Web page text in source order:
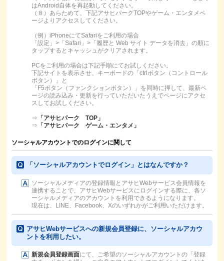
はAndroid自体を再起動してください。
（８）あらためて、下記アサヒパークTOPやゲーム・エンタメペ
ージよりアクセスしてください。
（例）iPhoneにてSafariをご利用の場合
「設定」>「Safari」>「履歴と Web サイト データを消去」の順に
タップするとキャッシュがクリアされます。
PCをご利用の場合は下記手順にてお試しください。
下記サイトを表示させ、キーボードの「ctrlボタン（コントロール
ボタン）」と
「F5ボタン（ファンクションボタン）」を同時に押して、最新ペ
ージの読み込み・更新を行っていただいたうえでページにアクセ
スしてお試しください。
⇒ 「アサヒパーク TOP」
⇒ 「アサヒパーク ゲーム・エンタメ」
ソーシャルアカウントでのログインに関して
「ソーシャルアカウントでログイン」とはなんですか？
ソーシャルメディアの登録情報とアサヒWebサービス会員情報を
連携することで、アサヒWebサービスにログインする際に、各ソ
ーシャルメディアのアカウントを利用できるようになります。
現在は、LINE、Facebook、Xのいずれかがご利用いただけます。
アサヒWebサービスへの新規会員登録に、ソーシャルアカウ
ントを利用したい。
新規会員登録画面にて、ご希望のソーシャルアカウントの「登録